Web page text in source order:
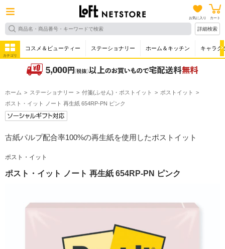
お気に入り カート
詳細検索
カテゴリ
コスメ＆ビューティー ステーショナリー ホーム＆キッチン キャラク
ホーム ステーショナリー 付箋(ふせん)・ポストイット
ポストイット
ポスト・イット ノート 再生紙 654RP-PN ピンク
古紙パルプ配合率100%の再生紙を使用したポストイット
ポスト・イット
ポスト・イット ノート 再生紙 654RP-PN ピンク